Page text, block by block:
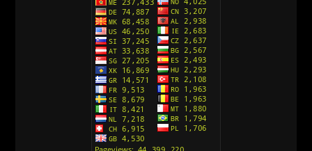
Action Man (Sinhronizovano na Hrvatski)
Action Man (2000) Sinhronizovano na Hrvatski
Andjeoski Prijatelji (Sinhronizovano na Srpski)
Ajkuca (Sharkdog) Sinhronizovano na Srpski